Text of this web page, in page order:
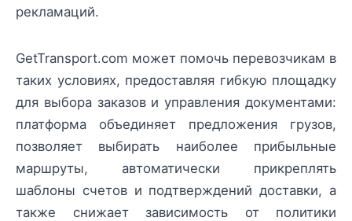
рекламаций.
GetTransport.com может помочь перевозчикам в
таких условиях, предоставляя гибкую площадку
для выбора заказов и управления документами:
платформа объединяет предложения грузов,
позволяет выбирать наиболее прибыльные
маршруты, автоматически прикреплять
шаблоны счетов и подтверждений доставки, а
также снижает зависимость от политики